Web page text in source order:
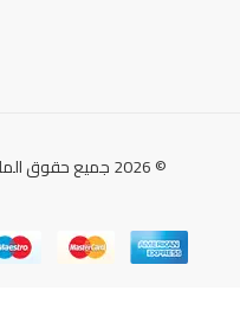
© 2026 جميع حقوق الملكية محفوظة لشركة